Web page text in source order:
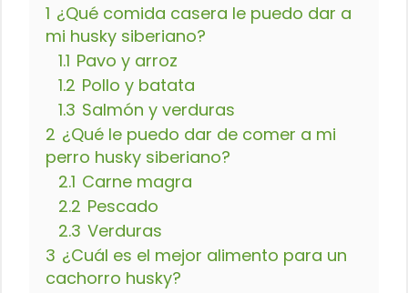
1 ¿Qué comida casera le puedo dar a
mi husky siberiano?
1.1 Pavo y arroz
1.2 Pollo y batata
1.3 Salmón y verduras
2 ¿Qué le puedo dar de comer a mi
perro husky siberiano?
2.1 Carne magra
2.2 Pescado
2.3 Verduras
3 ¿Cuál es el mejor alimento para un
cachorro husky?